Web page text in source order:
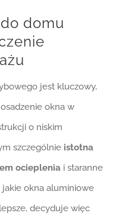
domu
jest kluczowy,
okna w
o niskim
szczególnie istotna
ocieplenia i staranne
jakie okna aluminiowe
decyduje więc